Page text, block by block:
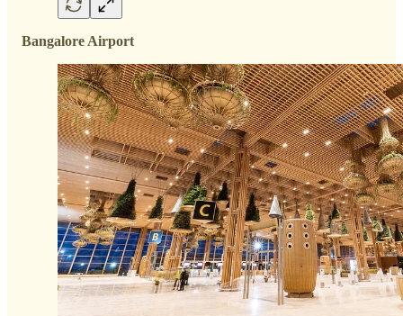
Bangalore Airport